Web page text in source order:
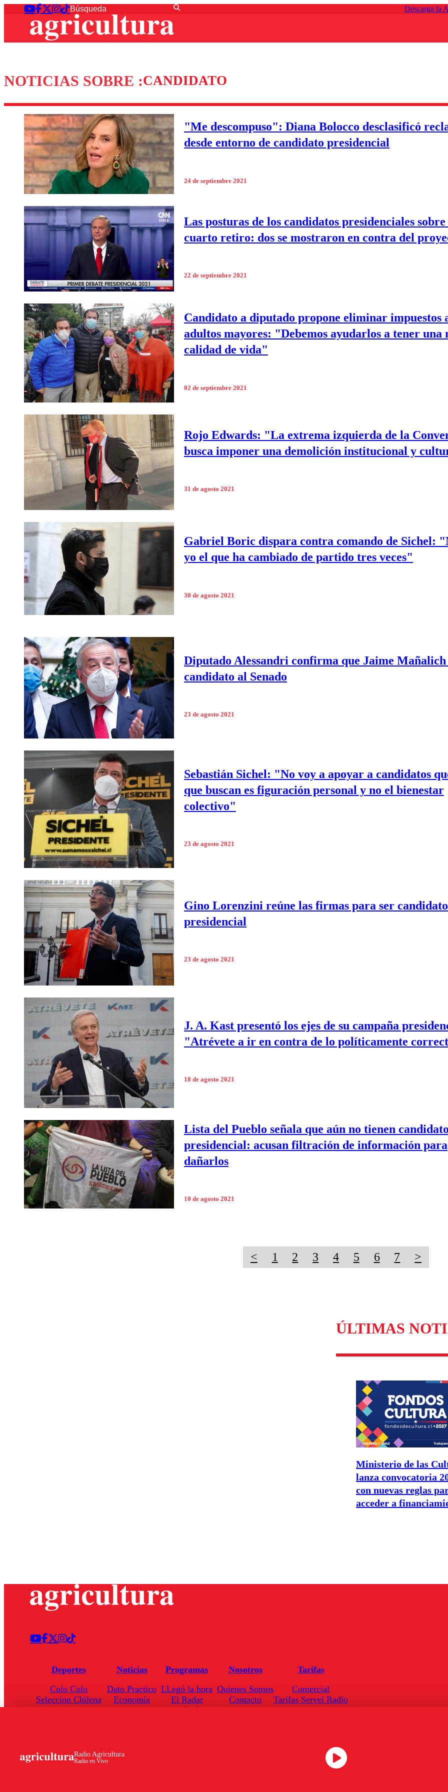
Descarga la
NOTICIAS SOBRE :CANDIDATO
"Me descompuso": Diana Bolocco desclasificó
desde entorno de candidato presidencial
24 de septiembre 2021
Las posturas de los candidatos presidenciales
cuarto retiro: dos se mostraron en contra del
22 de septiembre 2021
Candidato a diputado propone eliminar impuestos
adultos mayores: "Debemos ayudarlos a tener una
calidad de vida"
02 de septiembre 2021
Rojo Edwards: "La extrema izquierda de la
busca imponer una demolición institucional y
31 de agosto 2021
Gabriel Boric dispara contra comando de Sichel:
yo el que ha cambiado de partido tres veces"
30 de agosto 2021
Diputado Alessandri confirma que Jaime Mañalich
candidato al Senado
23 de agosto 2021
Sebastián Sichel: "No voy a apoyar a candidatos
que buscan es figuración personal y no el bienestar
colectivo"
23 de agosto 2021
Gino Lorenzini reúne las firmas para ser candidato
presidencial
23 de agosto 2021
J. A. Kast presentó los ejes de su campaña
"Atrévete a ir en contra de lo políticamente
18 de agosto 2021
Lista del Pueblo señala que aún no tienen
presidencial: acusan filtración de información para
dañarlos
10 de agosto 2021
< 1 2 3 4 5 6 7 >
ÚLTIMAS
Ministerio de las
lanza convocatoria
con nuevas reglas
acceder a
Radio Agricultura
Radio en Vivo
Deportes
Colo Colo
Seleccion Chilena
Noticias
Dato Practico
Economía
Programas
LLegó la hora
El Radar
Enfoqué Público
Nosotros
Quienes Somos
Contacto
Tarifas
Comercial
Tarifas Servel Radio